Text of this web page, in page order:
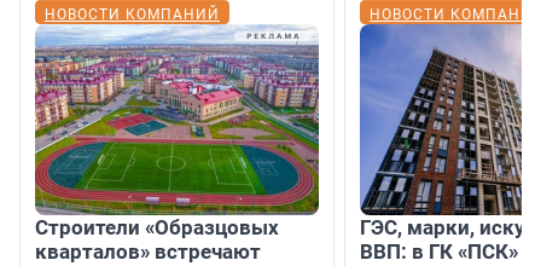
НОВОСТИ КОМПАНИЙ
Строители «Образцовых
кварталов» встречают
НОВОСТИ
ГЭС, марки,
ВВП: в ГК «ПСК»